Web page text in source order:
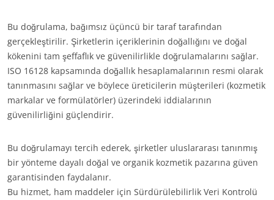
CSR TAAHHÜTLERIMIZ
Hi̇zmetleri̇mi̇zle harekete geç
Eki̇pleri̇mi̇zle i̇lerl
Çevremi̇z i̇çi̇n çaliş
Ekosi̇stemi̇mi̇zle yeni̇li̇k
Bu doğrulama, bağımsız üçüncü bir taraf tarafından
gerçekleştirilir. Şirketlerin içeriklerinin doğallığını ve doğal
kökenini tam şeffaflık ve güvenilirlikle doğrulamalarını sağlar.
ISO 16128 kapsamında doğallık hesaplamalarının resmi olarak
tanınmasını sağlar ve böylece üreticilerin müşterileri (kozmetik
markalar ve formülatörler) üzerindeki iddialarının
güvenilirliğini güçlendirir.
Bu doğrulamayı tercih ederek, şirketler uluslararası tanınmış
bir yönteme dayalı doğal ve organik kozmetik pazarına güven
garantisinden faydalanır.
Bu hizmet, ham maddeler için Sürdürülebilirlik Veri Kontrolü